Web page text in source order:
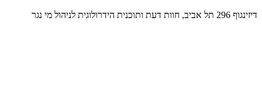
דיזינגוף 296 תל אביב, חוות דעת ותוכנית הידרולוגית לניהול מי נגר